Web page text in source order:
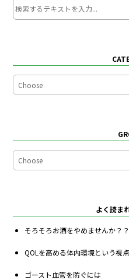
よく読ま
そろそろお酒をやめませんか
QOLを高める体内環境という視点
ゴースト血管を防ぐには